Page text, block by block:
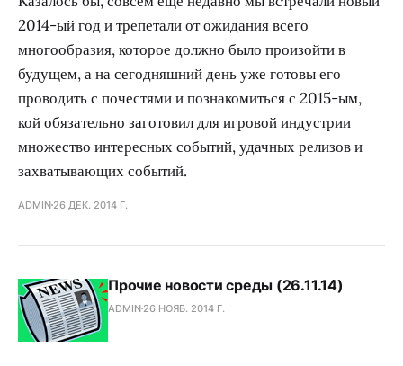
2014-ый год и трепетали от ожидания всего
многообразия, которое должно было произойти в
будущем, а на сегодняшний день уже готовы его
проводить с почестями и познакомиться с 2015-ым,
кой обязательно заготовил для игровой индустрии
множество интересных событий, удачных релизов и
захватывающих событий.
ADMIN 26 ДЕК. 2014 Г.
Прочие новости среды (26.11.14)
ADMIN 26 НОЯБ. 2014 Г.